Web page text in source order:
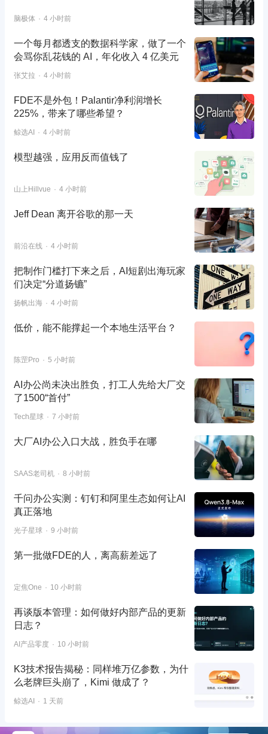
脑极体 4 小时前
一个每月都透支的数据科学家，做了一个
会骂你乱花钱的 AI，年化收入 4 亿美元
张艾拉 4 小时前
FDE不是外包！Palantir净利润增长
225%，带来了哪些希望？
鲸选AI 4 小时前
模型越强，应用反而值钱了
山上Hillvue 4 小时前
Jeff Dean 离开谷歌的那一天
前沿在线 4 小时前
把制作门槛打下来之后，AI短剧出海玩家
们决定“分道扬镳”
扬帆出海 4 小时前
低价，能不能撑起一个本地生活平台？
陈罡Pro 5 小时前
AI办公尚未决出胜负，打工人先给大厂交
了1500“首付”
Tech星球 7 小时前
大厂AI办公入口大战，胜负手在哪
SAAS老司机 8 小时前
千问办公实测：钉钉和阿里生态如何让AI
真正落地
光子星球 9 小时前
第一批做FDE的人，离高薪差远了
定焦One 10 小时前
再谈版本管理：如何做好内部产品的更新
日志？
AI产品零度 10 小时前
K3技术报告揭秘：同样堆万亿参数，为什
么老牌巨头崩了，Kimi 做成了？
鲸选AI 1 天前